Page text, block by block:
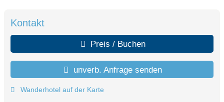
Kontakt
Preis / Buchen
unverb. Anfrage senden
Wanderhotel auf der Karte